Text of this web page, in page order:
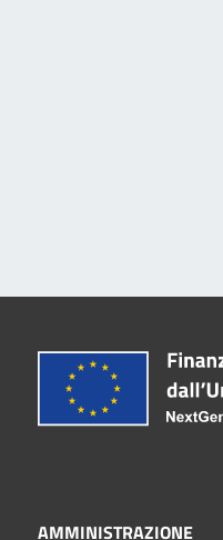
AMMINISTRAZIONE